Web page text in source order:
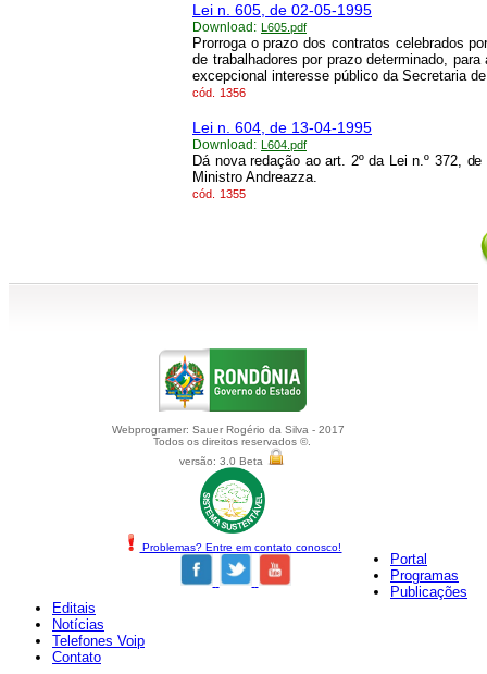
Lei n. 605, de 02-05-1995
Download: L605.pdf
Prorroga o prazo dos contratos celebrados
de trabalhadores por prazo determinado,
excepcional interesse público da Secretaria
cód. 1356
Lei n. 604, de 13-04-1995
Download: L604.pdf
Dá nova redação ao art. 2º da Lei n.º 372,
Ministro Andreazza.
cód. 1355
Webprogramer: Sauer Rogério da Silva - 2017
Todos os direitos reservados ©.
versão: 3.0 Beta
Problemas? Entre em contato conosco!
Portal
Programas
Publicações
Editais
Notícias
Telefones Voip
Contato